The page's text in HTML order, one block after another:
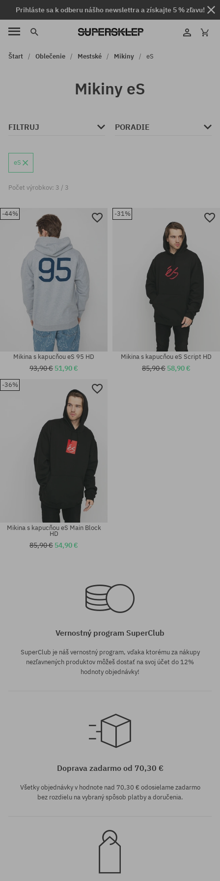
Prihláste sa k odberu nášho newslettra a získajte 5 % zľavu!
Štart Oblečenie Mestské Mikiny eS
Mikiny eS
FILTRUJ PORADIE
eS
Počet výrobkov: 3 / 3
-44%
Mikina s kapucňou eS 95 HD
93,90 € 51,90 €
-31%
M
Mikina s kapucňou eS Script HD
85,90 € 58,90 €
-36%
Mikina s kapucňou eS Main Block
HD
85,90 € 54,90 €
Vernostný program SuperClub
SuperClub je náš vernostný program, vďaka ktorému za nákupy
nezľavnených produktov môžeš dostať na svoj účet do 12%
hodnoty objednávky!
Doprava zadarmo od 70,30 €
Všetky objednávky v hodnote nad 70,30 € odosielame zadarmo
bez rozdielu na vybraný spôsob platby a doručenia.